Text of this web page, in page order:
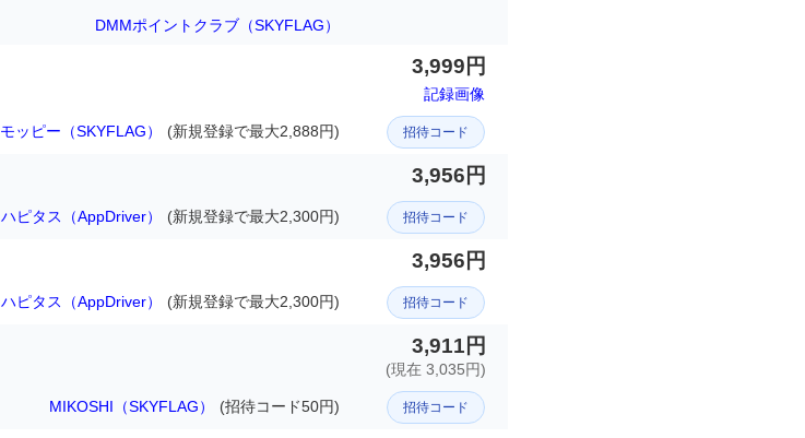
DMMポイントクラブ（SKYFLAG）
3,999円
記録画像
モッピー（SKYFLAG） (新規登録で最大2,888円) 招待コード
3,956円
ハピタス（AppDriver） (新規登録で最大2,300円) 招待コード
3,956円
ハピタス（AppDriver） (新規登録で最大2,300円) 招待コード
3,911円
(現在 3,035円)
MIKOSHI（SKYFLAG） (招待コード50円) 招待コード